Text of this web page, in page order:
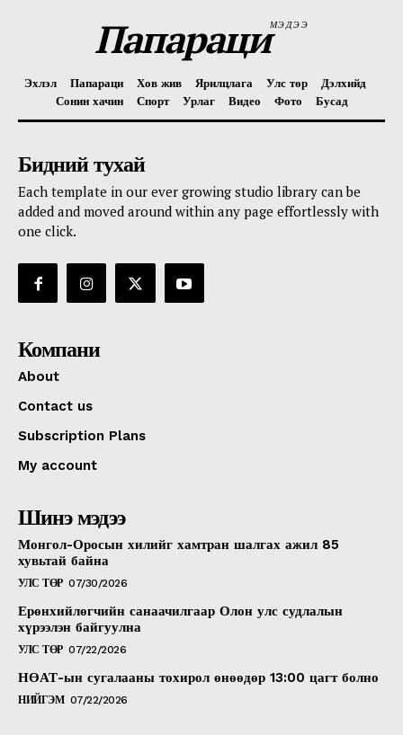
ПапарациМЭДЭЭ
Эхлэл Папараци Хов жив Ярилцлага Улс төр
Дэлхийд
Сонин хачин
Спорт Урлаг Видео Фото Бусад
Бидний тухай
Each template in our ever growing studio library can be
added and moved around within any page effortlessly with
one click.
Компани
About
Contact us
Subscription Plans
My account
Шинэ мэдээ
Монгол-Оросын хилийг хамтран шалгах ажил 85
хувьтай байна
УЛС ТӨР 07/30/2026
Ерөнхийлөгчийн санаачилгаар Олон улс судлалын
хүрээлэн байгуулна
УЛС ТӨР 07/22/2026
НӨАТ-ын сугалааны тохирол өнөөдөр 13:00 цагт болно
НИЙГЭМ 07/22/2026